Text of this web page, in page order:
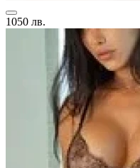
1050 лв.